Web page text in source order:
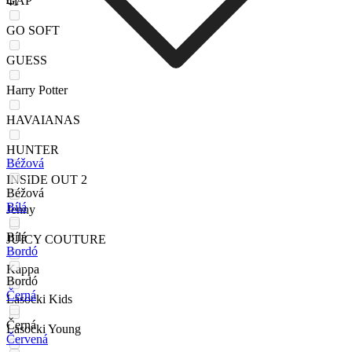
GO SOFT
GUESS
Harry Potter
HAVAIANAS
HUNTER
INSIDE OUT 2
Jenny
JUICY COUTURE
Kappa
Lasocki Kids
Lasocki Young
Béžová
Béžová
Bílá
Bílá
Bordó
Bordó
Černá
Černá
Červená